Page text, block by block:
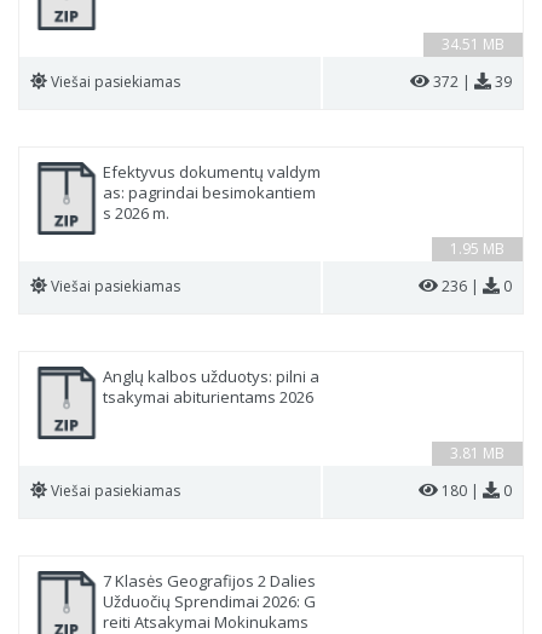
34.51 MB
Viešai pasiekiamas 372 | 39
1.95 MB
Efektyvus dokumentų valdym
as: pagrindai besimokantiem
s 2026 m.
Viešai pasiekiamas 236 | 0
3.81 MB
Anglų kalbos užduotys: pilni a
tsakymai abiturientams 2026
Viešai pasiekiamas 180 | 0
7 Klasės Geografijos 2 Dalies
Užduočių Sprendimai 2026: G
reiti Atsakymai Mokinukams